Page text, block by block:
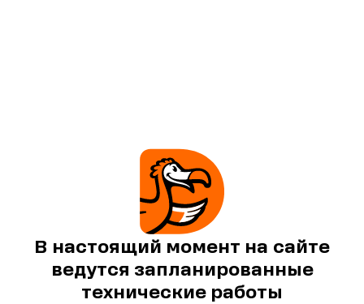
В настоящий момент на сайте
ведутся запланированные
технические работы